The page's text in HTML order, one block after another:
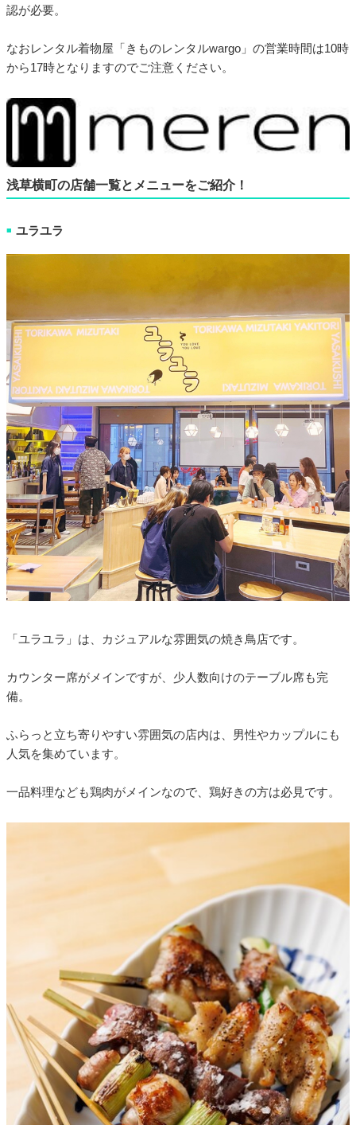
認が必要。
なおレンタル着物屋「きものレンタルwargo」の営業時間は10時
から17時となりますのでご注意ください。
浅草横町の店舗一覧とメニューをご紹介！
■ ユラユラ
「ユラユラ」は、カジュアルな雰囲気の焼き鳥店です。
カウンター席がメインですが、少人数向けのテーブル席も完
備。
ふらっと立ち寄りやすい雰囲気の店内は、男性やカップルにも
人気を集めています。
一品料理なども鶏肉がメインなので、鶏好きの方は必見です。